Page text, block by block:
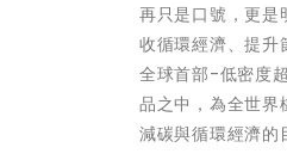
再只是口號，更是
收循環經濟、提升
全球首部-低密度
品之中，為全世界
減碳與循環經濟的